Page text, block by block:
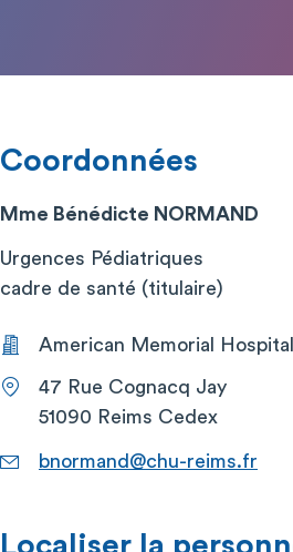
Coordonnées
Mme Bénédicte NORMAND
Urgences Pédiatriques
cadre de santé (titulaire)
American Memorial
47 Rue Cognacq Jay
51090 Reims Cedex
bnormand@chu-reims.fr
Localiser la